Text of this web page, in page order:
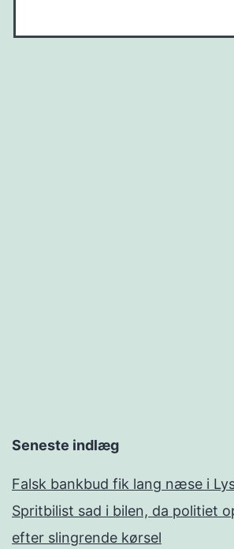
Seneste indlæg
Falsk bankbud fik lang næse i
Spritbilist sad i bilen, da politiet
efter slingrende kørsel